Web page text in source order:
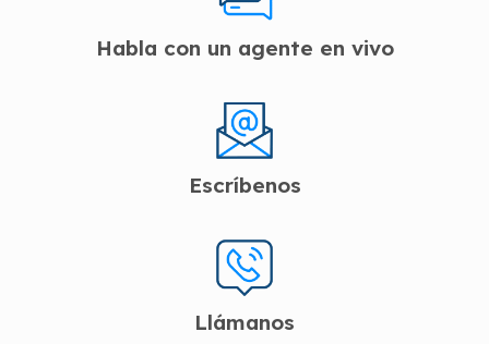
Habla con un agente en vivo
Escríbenos
Llámanos